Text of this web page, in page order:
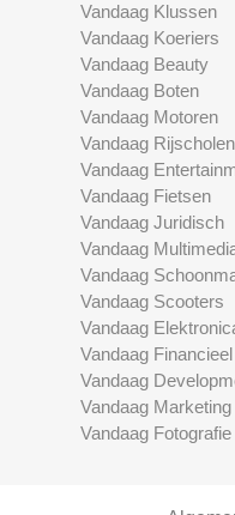
Vandaag Klussen
Vandaag Koeriers
Vandaag Beauty
Vandaag Boten
Vandaag Motoren
Vandaag Rijscholen
Vandaag
Vandaag Fietsen
Vandaag Juridisch
Vandaag
Vandaag
Vandaag Scooters
Vandaag
Vandaag Financieel
Vandaag
Vandaag Marketing
Vandaag Fotografie